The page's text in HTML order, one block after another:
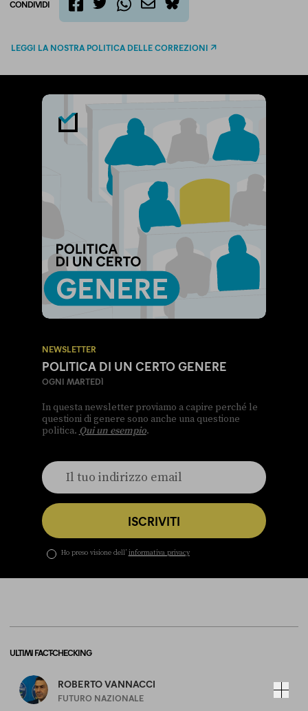
CONDIVIDI
bluesky
LEGGI LA NOSTRA POLITICA DELLE CORREZIONI
NEWSLETTER
POLITICA DI UN CERTO GENERE
OGNI MARTEDÌ
In questa newsletter proviamo a capire perché le
questioni di genere sono anche una questione
politica. Qui un esempio.
ISCRIVITI
Ho preso visione dell’ informativa privacy
ULTIMI FACT-CHECKING
ROBERTO VANNACCI
FUTURO NAZIONALE